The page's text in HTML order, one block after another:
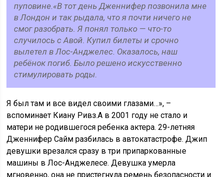
пуповине.«В тот день Дженнифер позвонила мне
в Лондон и так рыдала, что я почти ничего не
смог разобрать. Я понял только — что-то
случилось с Авой. Купил билеты и срочно
вылетел в Лос-Анджелес. Оказалось, наш
ребёнок погиб. Было решено искусственно
стимулировать роды.
Я был там и все видел своими глазами…», –
вспоминает Киану Ривз.А в 2001 году не стало и
матери не родившегося ребенка актера. 29-летняя
Дженнифер Сайм разбилась в автокатастрофе. Джип
девушки врезался сразу в три припаркованные
машины в Лос-Анджелесе. Девушка умерла
мгновенно, она не пристегнула ремень безопасности и